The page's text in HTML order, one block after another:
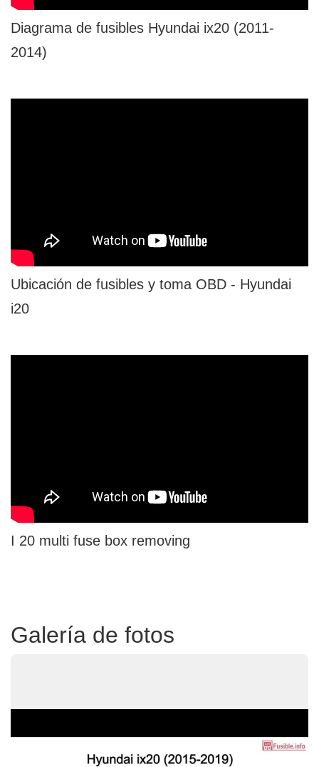
Diagrama de fusibles Hyundai ix20 (2011-
2014)
Ubicación de fusibles y toma OBD - Hyundai
i20
I 20 multi fuse box removing
Galería de fotos